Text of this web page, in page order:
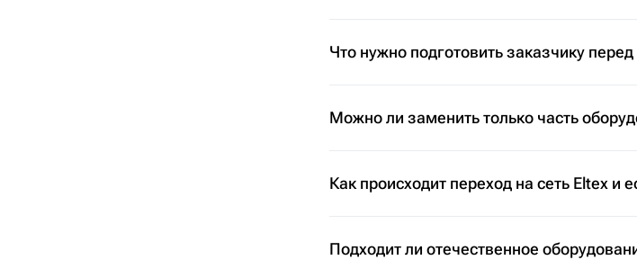
Что нужно подготовить заказчику
Можно ли заменить только часть
Как происходит переход на сеть Eltex и
Подходит ли отечественное